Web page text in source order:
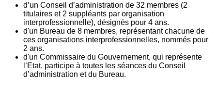
d’un Conseil d’administration de 32 membres (2
titulaires et 2 suppléants par organisation
interprofessionnelle), désignés pour 4 ans.
d'un Bureau de 8 membres, représentant chacune de
ces organisations interprofessionnelles, nommés pour
2 ans.
d'un Commissaire du Gouvernement, qui représente
l’Etat, participe à toutes les séances du Conseil
d’administration et du Bureau.